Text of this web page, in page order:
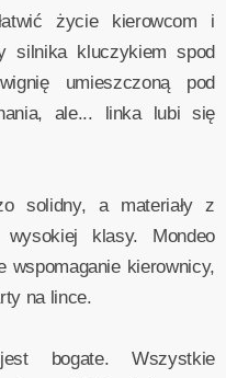
życie kierowcom i
silnika kluczykiem spod
umieszczoną pod
ale... linka lubi się
solidny, a materiały z
klasy. Mondeo
wspomaganie kierownicy,
na lince.
bogate. Wszystkie